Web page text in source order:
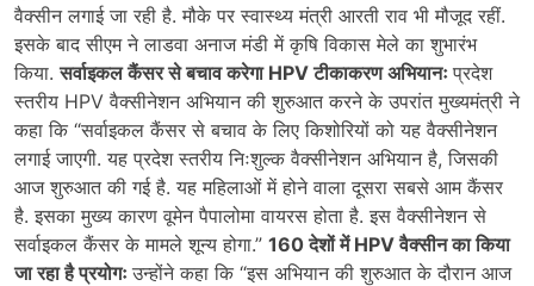
वैक्सीन लगाई जा रही है. मौके पर स्वास्थ्य मंत्री आरती राव भी मौजूद रहीं.
इसके बाद सीएम ने लाडवा अनाज मंडी में कृषि विकास मेले का शुभारंभ
किया.सर्वाइकल कैंसर से बचाव करेगा HPV टीकाकरण अभियानःप्रदेश
स्तरीय HPV वैक्सीनेशन अभियान की शुरुआत करने के उपरांत मुख्यमंत्री ने
कहा कि “सर्वाइकल कैंसर से बचाव के लिए किशोरियों को यह वैक्सीनेशन
लगाई जाएगी. यह प्रदेश स्तरीय निःशुल्क वैक्सीनेशन अभियान है, जिसकी
आज शुरुआत की गई है. यह महिलाओं में होने वाला दूसरा सबसे आम कैंसर
है. इसका मुख्य कारण वूमेन पैपालोमा वायरस होता है. इस वैक्सीनेशन से
सर्वाइकल कैंसर के मामले शून्य होगा.” 160 देशों में HPV वैक्सीन का किया
जा रहा है प्रयोगःउन्होंने कहा कि “इस अभियान की शुरुआत के दौरान आज